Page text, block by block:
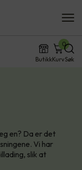
ButikkKurv
0
Søk
en? Da er det
Vi har
slik at